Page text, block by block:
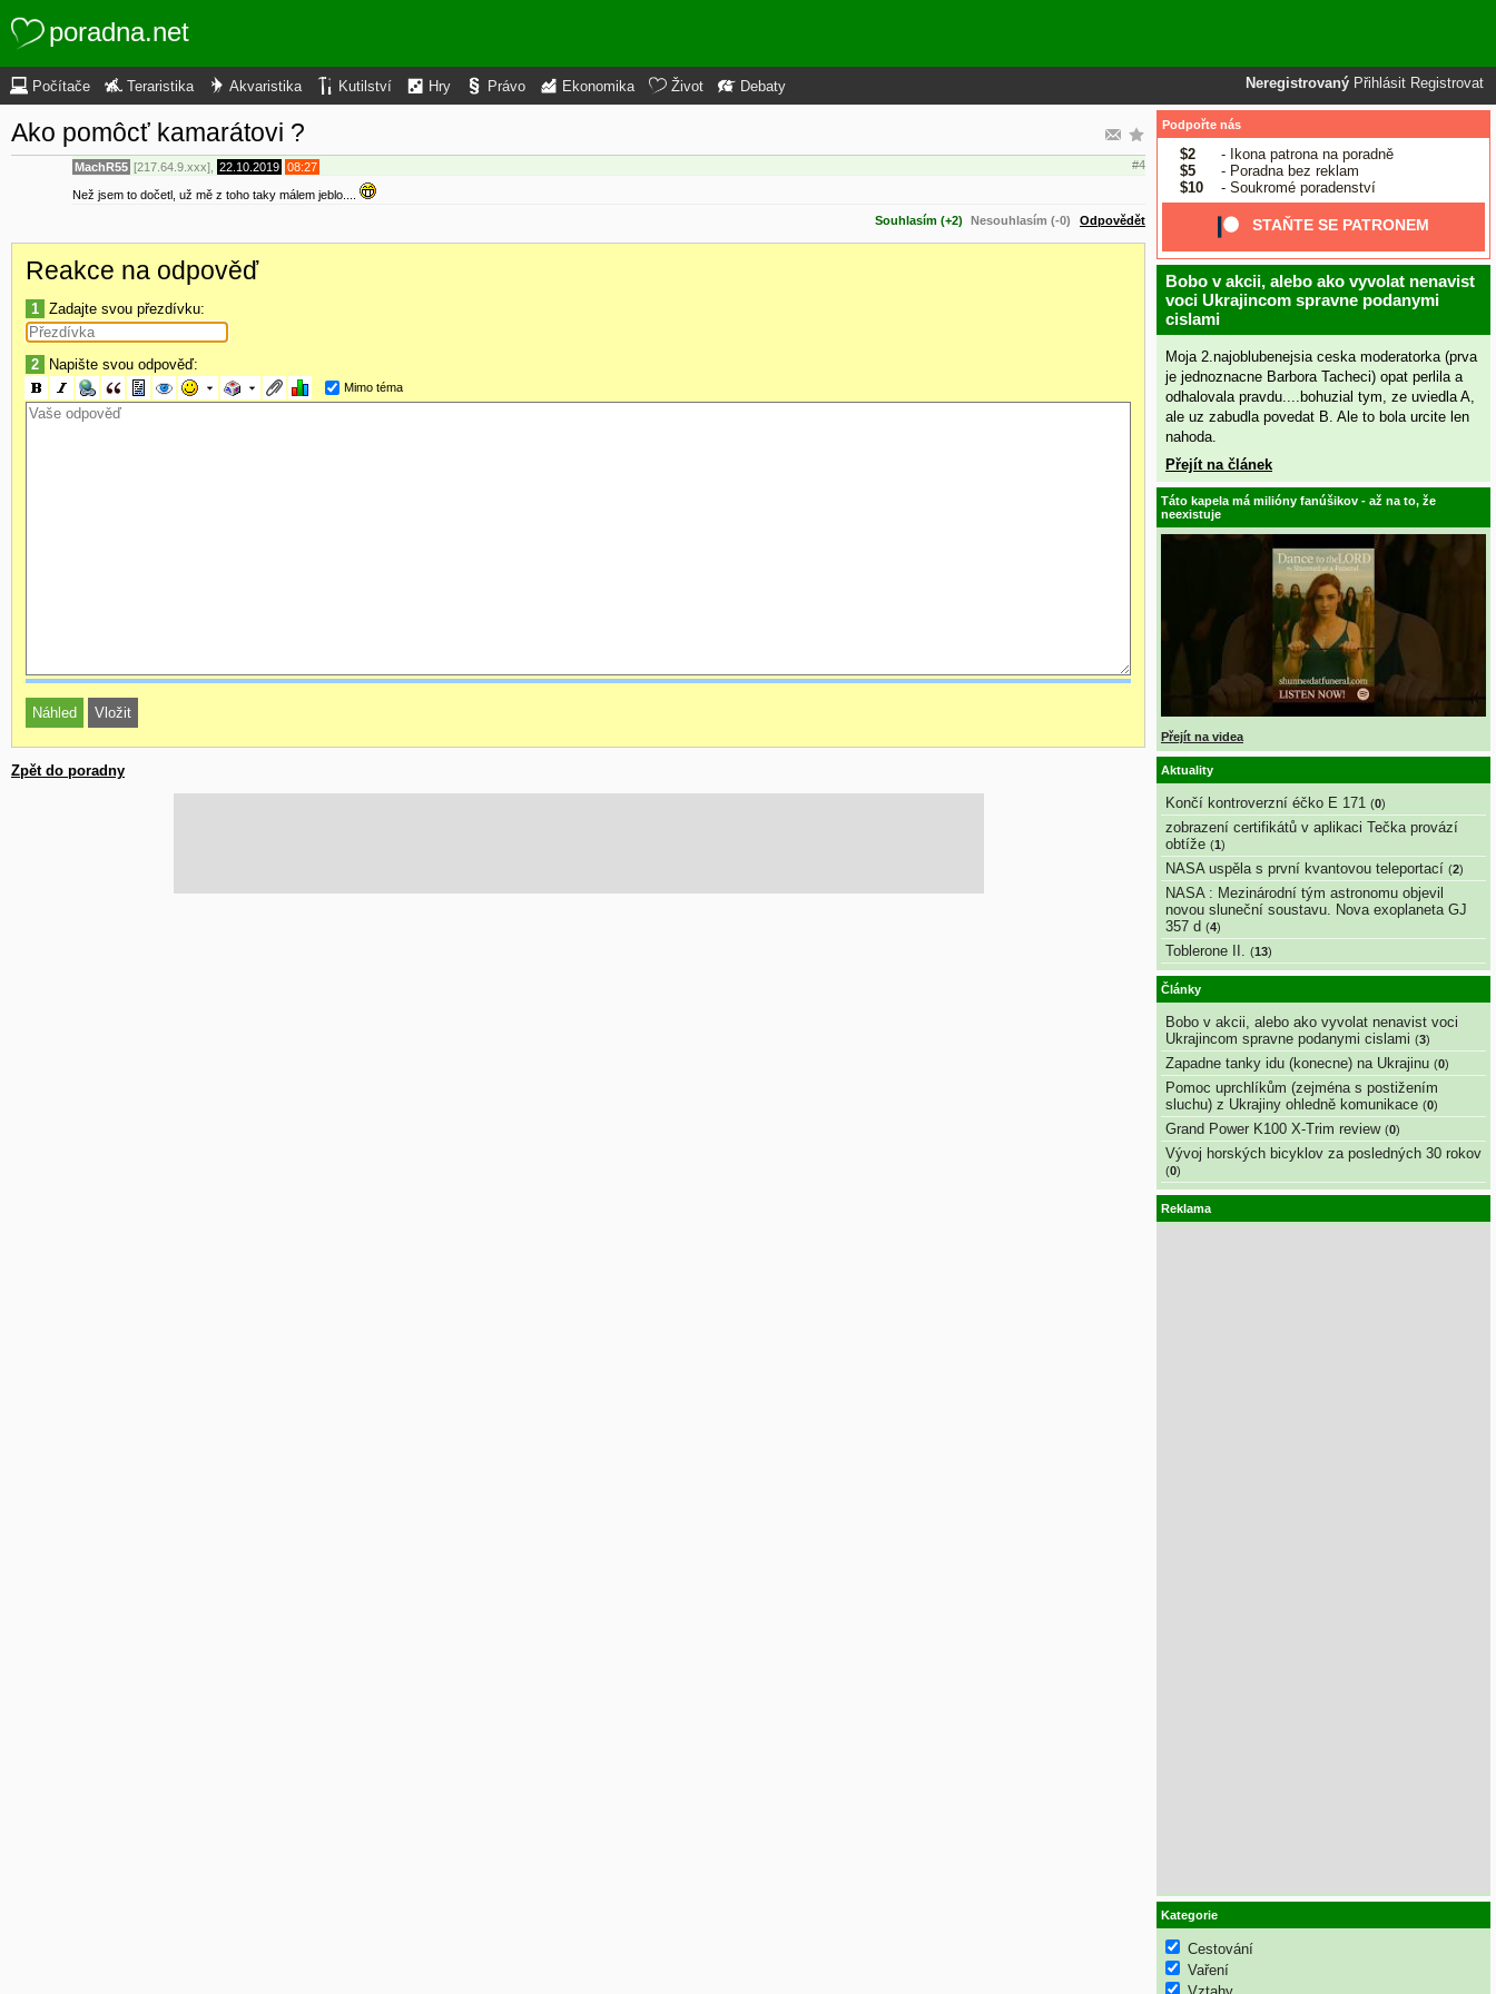
poradna.net
Neregistrovaný Přihlásit Registrovat
Počítače Teraristika Akvaristika Kutilství Hry Právo Ekonomika Život Debaty
Ako pomôcť kamarátovi ?
MachR55 [217.64.9.xxx], 22.10.2019 08:27 #4
Než jsem to dočetl, už mě z toho taky málem jeblo....
Souhlasím (+2)
Nesouhlasím (-0) Odpovědět
Reakce na odpověď
1 Zadajte svou přezdívku:
2 Napište svou odpověď:
Mimo téma
Zpět do poradny
Podpořte nás
$2
- Ikona patrona na poradně
$5
- Poradna bez reklam
$10
- Soukromé poradenství
STAŇTE SE PATRONEM
Bobo v akcii, alebo ako vyvolat nenavist
voci Ukrajincom spravne podanymi
cislami
Moja 2.najoblubenejsia ceska moderatorka (prva
je jednoznacne Barbora Tacheci) opat perlila a
odhalovala pravdu....bohuzial tym, ze uviedla A,
ale uz zabudla povedat B. Ale to bola urcite len
nahoda.
Přejít na článek
Táto kapela má milióny fanúšikov - až na to, že
neexistuje
Přejít na videa
Aktuality
Končí kontroverzní éčko E 171 (0)
zobrazení certifikátů v aplikaci Tečka provází
obtíže (1)
NASA uspěla s první kvantovou teleportací (2)
NASA : Mezinárodní tým astronomu objevil
novou sluneční soustavu. Nova exoplaneta GJ
357 d (4)
Toblerone II. (13)
Články
Bobo v akcii, alebo ako vyvolat nenavist voci
Ukrajincom spravne podanymi cislami (3)
Zapadne tanky idu (konecne) na Ukrajinu (0)
Pomoc uprchlíkům (zejména s postižením
sluchu) z Ukrajiny ohledně komunikace (0)
Grand Power K100 X-Trim review (0)
Vývoj horských bicyklov za posledných 30 rokov
(0)
Reklama
Kategorie
Cestování
Vaření